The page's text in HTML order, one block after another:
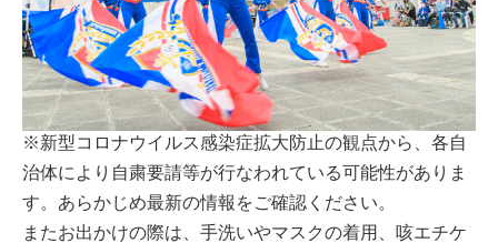
※新型コロナウイルス感染症拡大防止の観点から、各自
治体により自粛要請等が行なわれている可能性がありま
す。あらかじめ最新の情報をご確認ください。
またお出かけの際は、手洗いやマスクの着用、咳エチケ